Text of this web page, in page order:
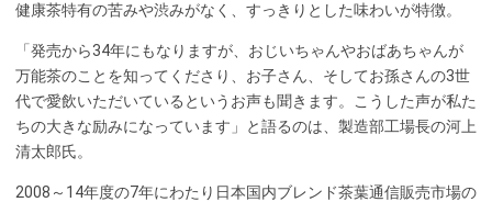
健康茶特有の苦みや渋みがなく、すっきりとした味わいが特徴。
「発売から34年にもなりますが、おじいちゃんやおばあちゃんが
万能茶のことを知ってくださり、お子さん、そしてお孫さんの3世
代で愛飲いただいているというお声も聞きます。こうした声が私た
ちの大きな励みになっています」と語るのは、製造部工場長の河上
清太郎氏。
2008～14年度の7年にわたり日本国内ブレンド茶葉通信販売市場の